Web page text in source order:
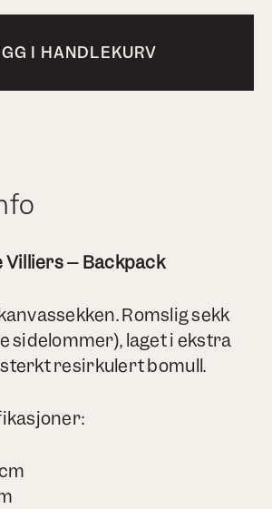
I HANDLEKURV
Villiers – Backpack
Romslig sekk
sidelommer), laget i ekstra
resirkulert bomull.